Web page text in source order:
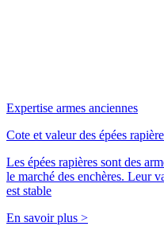
Expertise armes anciennes
Cote et valeur des épées
Les épées rapières sont des
le marché des enchères. Leur
est stable
En savoir plus >